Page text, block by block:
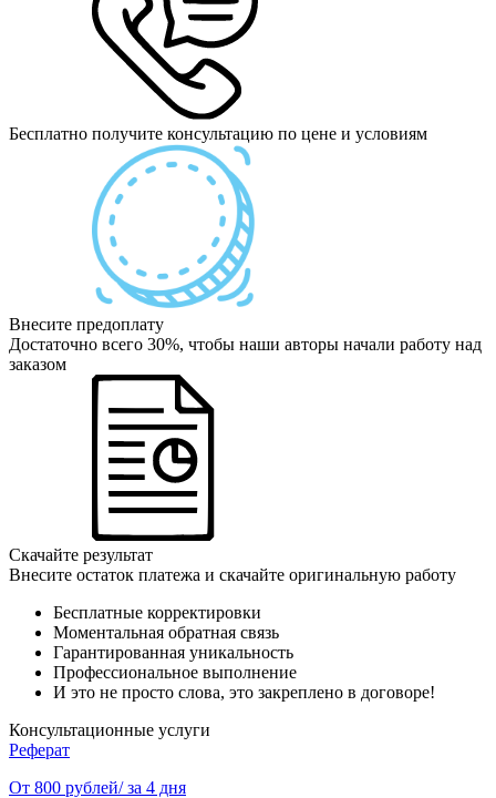
Бесплатно получите консультацию по цене и условиям
Внесите предоплату
Достаточно всего 30%, чтобы наши авторы начали работу над
заказом
Скачайте результат
Внесите остаток платежа и скачайте оригинальную работу
Бесплатные корректировки
Моментальная обратная связь
Гарантированная уникальность
Профессиональное выполнение
И это не просто слова, это закреплено в договоре!
Консультационные услуги
Реферат
От 800 рублей/ за 4 дня